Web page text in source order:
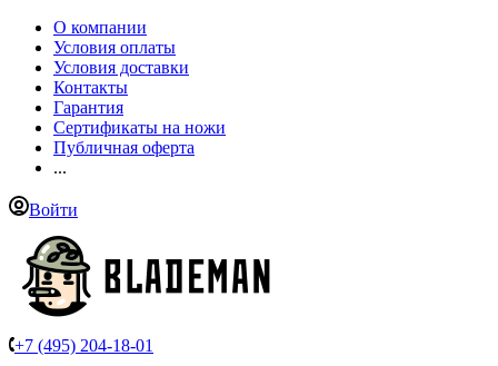
О компании
Условия оплаты
Условия доставки
Контакты
Гарантия
Сертификаты на ножи
Публичная оферта
...
Войти
+7 (495) 204-18-01